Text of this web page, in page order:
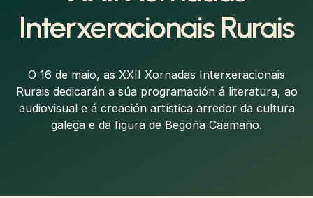
Interxeracionais Rurais
O 16 de maio, as XXII Xornadas Interxeracionais
Rurais dedicarán a súa programación á literatura, ao
audiovisual e á creación artística arredor da cultura
galega e da figura de Begoña Caamaño.